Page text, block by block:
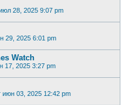
28, 2025 9:07 pm
29, 2025 6:01 pm
Watch
17, 2025 3:27 pm
июн 03, 2025 12:42 pm